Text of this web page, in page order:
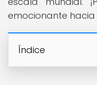
emocionante
Índice